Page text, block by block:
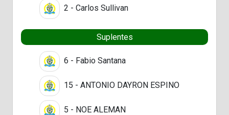
2 - Carlos Sullivan
Suplentes
6 - Fabio Santana
15 - ANTONIO DAYRON ESPINO
5 - NOE ALEMAN